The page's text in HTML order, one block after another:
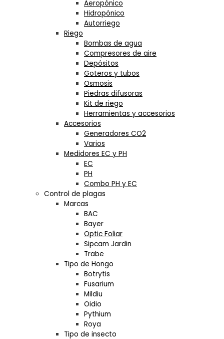
Aeropónico
Hidropónico
Autorriego
Riego
Bombas de agua
Compresores de aire
Depósitos
Goteros y tubos
Osmosis
Piedras difusoras
Kit de riego
Herramientas y accesorios
Accesorios
Generadores CO2
Varios
Medidores EC y PH
EC
PH
Combo PH y EC
Control de plagas
Marcas
BAC
Bayer
Optic Foliar
Sipcam Jardin
Trabe
Tipo de Hongo
Botrytis
Fusarium
Mildiu
Oidio
Pythium
Roya
Tipo de insecto